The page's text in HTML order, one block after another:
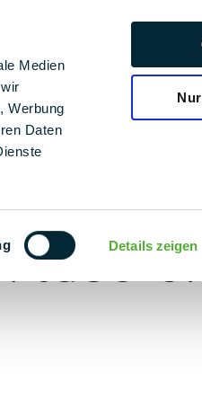
Medien
Werbung
Daten
Details zeigen